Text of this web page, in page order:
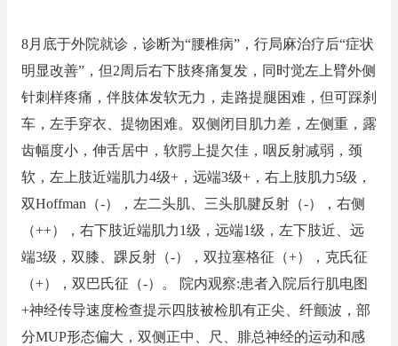
8月底于外院就诊，诊断为“腰椎病”，行局麻治疗后“症状
明显改善”，但2周后右下肢疼痛复发，同时觉左上臂外侧
针刺样疼痛，伴肢体发软无力，走路提腿困难，但可踩刹
车，左手穿衣、提物困难。双侧闭目肌力差，左侧重，露
齿幅度小，伸舌居中，软腭上提欠佳，咽反射减弱，颈
软，左上肢近端肌力4级+，远端3级+，右上肢肌力5级，
双Hoffman（-），左二头肌、三头肌腱反射（-），右侧
（++），右下肢近端肌力1级，远端1级，左下肢近、远
端3级，双膝、踝反射（-），双拉塞格征（+），克氏征
（+），双巴氏征（-）。 院内观察:患者入院后行肌电图
+神经传导速度检查提示四肢被检肌有正尖、纤颤波，部
分MUP形态偏大，双侧正中、尺、腓总神经的运动和感